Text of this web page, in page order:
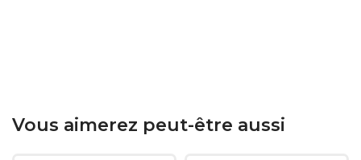
Vous aimerez peut-être aussi